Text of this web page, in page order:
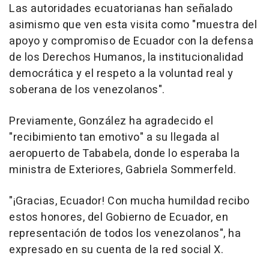
Las autoridades ecuatorianas han señalado
asimismo que ven esta visita como "muestra del
apoyo y compromiso de Ecuador con la defensa
de los Derechos Humanos, la institucionalidad
democrática y el respeto a la voluntad real y
soberana de los venezolanos".
Previamente, González ha agradecido el
"recibimiento tan emotivo" a su llegada al
aeropuerto de Tababela, donde lo esperaba la
ministra de Exteriores, Gabriela Sommerfeld.
"¡Gracias, Ecuador! Con mucha humildad recibo
estos honores, del Gobierno de Ecuador, en
representación de todos los venezolanos", ha
expresado en su cuenta de la red social X.